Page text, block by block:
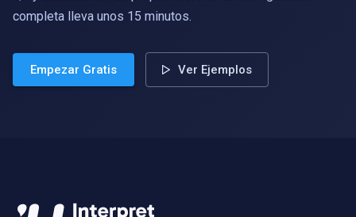
completa lleva unos 15 minutos.
Empezar Gratis Ver Ejemplos